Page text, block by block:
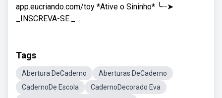
app.eucriando.com/toy *Ative o Sininho* ╰┈➤
_INSCREVA-SE:_ ...
Tags
Abertura DeCaderno
Aberturas DeCaderno
CadernoDe Escola
CadernoDecorado Eva